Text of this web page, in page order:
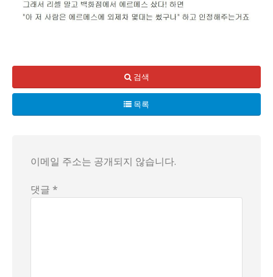
“에르메스에서 사신 거 없잖아요?”라는 말에 장영란은 멘
그 상황에서 그의 남편은 “자존심 상할까봐” 장영란을 위해
그런데 이후에 매장 직원이 장영란에게 연락이 오기 시작
검색
목록
이메일 주소는 공개되지 않습니다.
댓글 *